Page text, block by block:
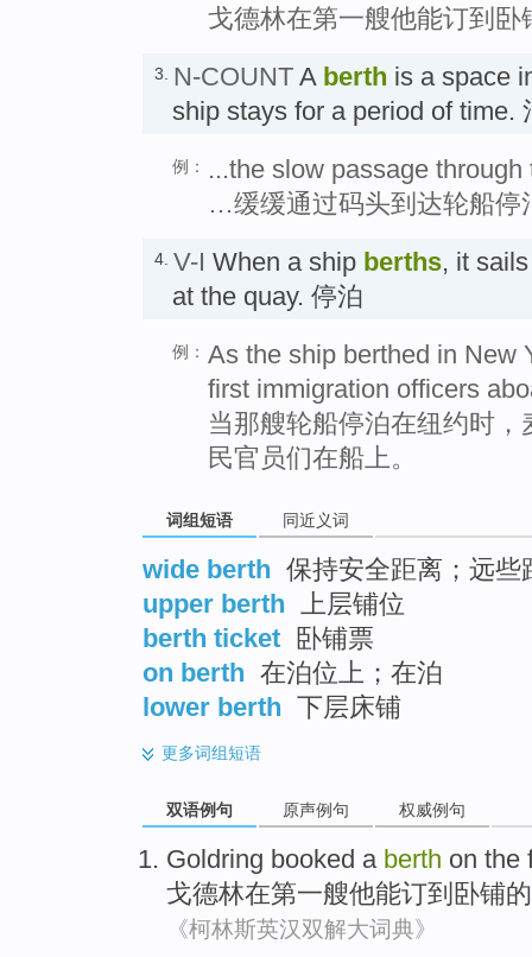
戈德林在第一艘他能订到
3. N-COUNT A berth is a space
ship stays for a period of time.
例：
...the slow passage
…缓缓通过码头到达轮船停
4. V-I When a ship berths, it
at the quay. 停泊
例： As the ship berthed in New
first immigration officers
当那艘轮船停泊在纽约时
民官员们在船上。
词组短语 同近义词
wide berth 保持安全距离；远些
upper berth 上层铺位
berth ticket
卧铺票
on berth 在泊位上；在泊
lower berth 下层床铺
更多词组短语
双语例句 原声例句 权威例句
Goldring booked a berth on the
戈德林在第一艘他能订到 卧铺的
《柯林斯英汉双解大词典》